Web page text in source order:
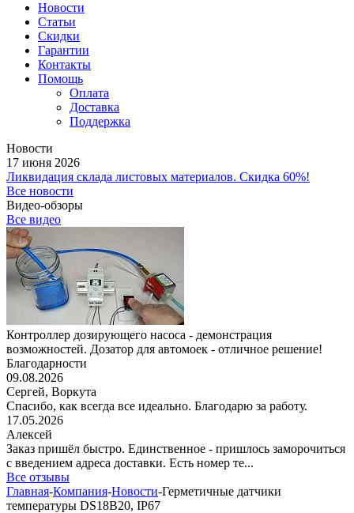
Новости
Статьи
Скидки
Гарантии
Контакты
Помощь
Оплата
Доставка
Поддержка
Новости
17 июня 2026
Ликвидация склада листовых материалов. Скидка 60%!
Все новости
Видео-обзоры
Все видео
Контроллер дозирующего насоса - демонстрация
возможностей. Дозатор для автомоек - отличное решение!
Благодарности
09.08.2026
Сергей, Воркута
Спасибо, как всегда все идеально. Благодарю за работу.
17.05.2026
Алексей
Заказ пришёл быстро. Единственное - пришлось заморочиться
с введением адреса доставки. Есть номер те...
Все отзывы
Главная-Компания-Новости-Герметичные датчики
температуры DS18B20, IP67